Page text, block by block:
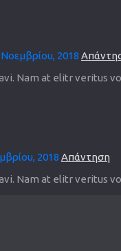
2018
Nam at elitr veritus
2018 Απάντηση
Nam at elitr veritus